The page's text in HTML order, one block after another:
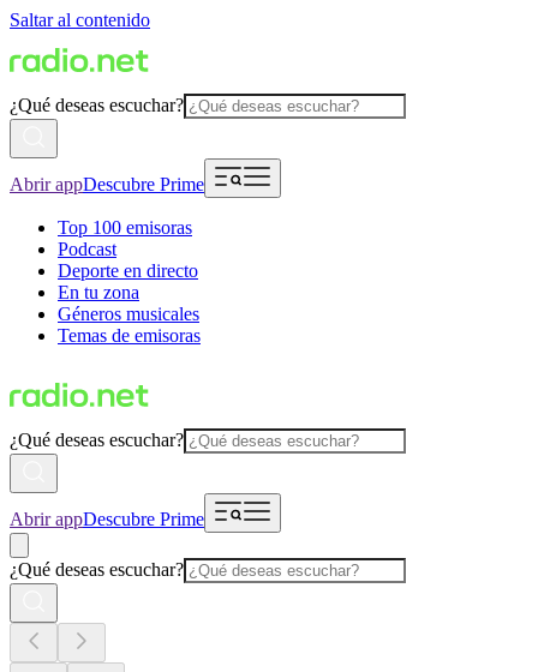
Saltar al contenido
¿Qué deseas escuchar?
Abrir appDescubre Prime
Top 100 emisoras
Podcast
Deporte en directo
En tu zona
Géneros musicales
Temas de emisoras
¿Qué deseas escuchar?
Abrir appDescubre Prime
¿Qué deseas escuchar?